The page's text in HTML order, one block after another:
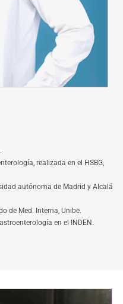
realizada en el HSBG,
autónoma de Madrid y Alcalá
de Med. Interna, Unibe.
en el INDEN.